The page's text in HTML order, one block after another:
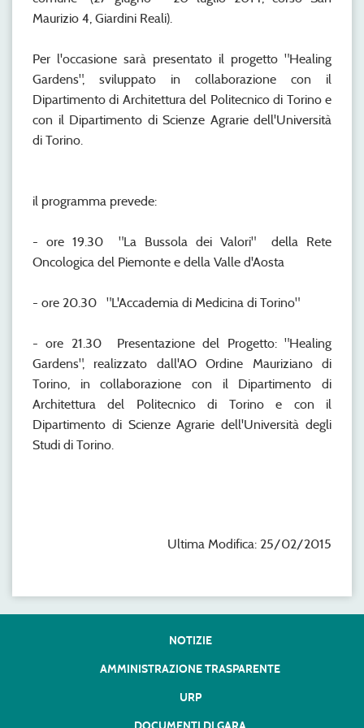
Maurizio 4, Giardini Reali).
Per l'occasione sarà presentato il progetto "Healing
Gardens", sviluppato in collaborazione con il
Dipartimento di Architettura del Politecnico di Torino e
con il Dipartimento di Scienze Agrarie dell'Università
di Torino.
il programma prevede:
- ore 19.30 "La Bussola dei Valori" della Rete
Oncologica del Piemonte e della Valle d'Aosta
- ore 20.30 "L'Accademia di Medicina di Torino"
- ore 21.30 Presentazione del Progetto: "Healing
Gardens", realizzato dall'AO Ordine Mauriziano di
Torino, in collaborazione con il Dipartimento di
Architettura del Politecnico di Torino e con il
Dipartimento di Scienze Agrarie dell'Università degli
Studi di Torino.
Ultima Modifica: 25/02/2015
NOTIZIE
AMMINISTRAZIONE TRASPARENTE
URP